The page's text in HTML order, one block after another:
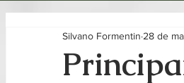
Silvano Formentin 28 de